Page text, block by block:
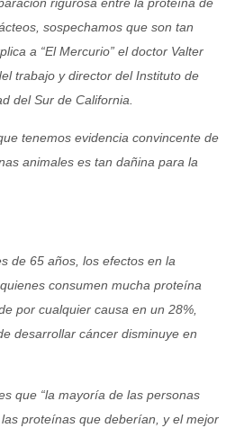
rigurosa entre la proteína de
sospechamos que son tan
a “El Mercurio” el doctor Valter
trabajo y director del Instituto de
del Sur de California.
tenemos evidencia convincente de
animales es tan dañina para la
de 65 años, los efectos en la
consumen mucha proteína
por cualquier causa en un 28%,
desarrollar cáncer disminuye en
que “la mayoría de las personas
proteínas que deberían, y el mejor